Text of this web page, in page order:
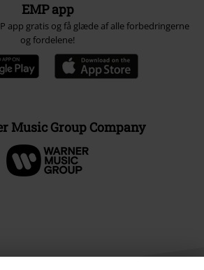
EMP app
app gratis og få glæde af alle forbedringerne
og fordelene!
Music Group Company